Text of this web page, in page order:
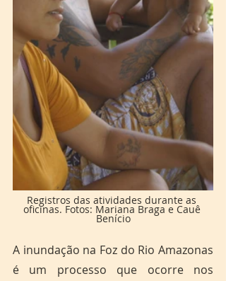
Registros das atividades durante as
oficinas. Fotos: Mariana Braga e Cauê
Benício
A inundação na Foz do Rio Amazonas
é um processo que ocorre nos